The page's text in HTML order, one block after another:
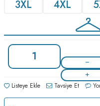
3XL
4XL
Listeye Ekle Tavsiye Et